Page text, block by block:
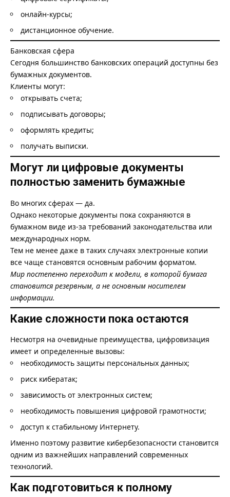
онлайн-курсы;
дистанционное обучение.
Банковская сфера
Сегодня большинство банковских операций доступны без
бумажных документов.
Клиенты могут:
открывать счета;
подписывать договоры;
оформлять кредиты;
получать выписки.
Могут ли цифровые документы
полностью заменить бумажные
Во многих сферах — да.
Однако некоторые документы пока сохраняются в
бумажном виде из-за требований законодательства или
международных норм.
Тем не менее даже в таких случаях электронные копии
все чаще становятся основным рабочим форматом.
Мир постепенно переходит к модели, в которой бумага
становится резервным, а не основным носителем
информации.
Какие сложности пока остаются
Несмотря на очевидные преимущества, цифровизация
имеет и определенные вызовы:
необходимость защиты персональных данных;
риск кибератак;
зависимость от электронных систем;
необходимость повышения цифровой грамотности;
доступ к стабильному Интернету.
Именно поэтому развитие кибербезопасности становится
одним из важнейших направлений современных
технологий.
Как подготовиться к полному